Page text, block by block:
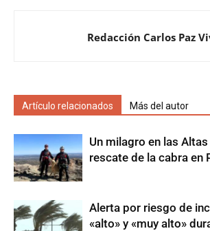
Redacción Carlos Paz
Artículo relacionados Más del autor
Un milagro en las
rescate de la cabra en
Alerta por riesgo de
«alto» y «muy alto»